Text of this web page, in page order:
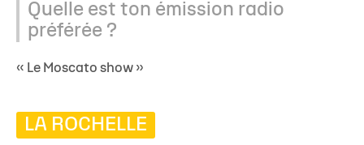
Quelle est ton émission radio
préférée ?
« Le Moscato show »
LA ROCHELLE